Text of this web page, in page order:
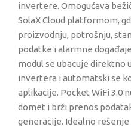
invertere. Omogućava
SolaX Cloud platformom,
proizvodnju, potrošnju,
podatke i alarmne
modul se ubacuje direktno
invertera i automatski se
aplikacije. Pocket WiFi 3.0
domet i brži prenos
generacije. Idealno